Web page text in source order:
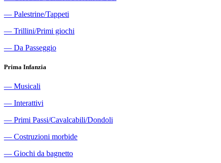
― Palestrine/Tappeti
― Trillini/Primi giochi
― Da Passeggio
Prima Infanzia
― Musicali
― Interattivi
― Primi Passi/Cavalcabili/Dondoli
― Costruzioni morbide
― Giochi da bagnetto